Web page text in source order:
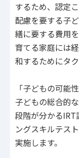
するため、認定
配慮を要する子
繕に要する費用
育てる家庭には
和するためにタ
「子どもの可能
子どもの総合的
段階が分かるIRT
ングスキルテス
実施します。